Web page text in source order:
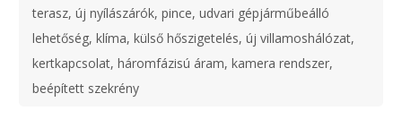
terasz, új nyílászárók, pince, udvari gépjárműbeálló
lehetőség, klíma, külső hőszigetelés, új villamoshálózat,
kertkapcsolat, háromfázisú áram, kamera rendszer,
beépített szekrény